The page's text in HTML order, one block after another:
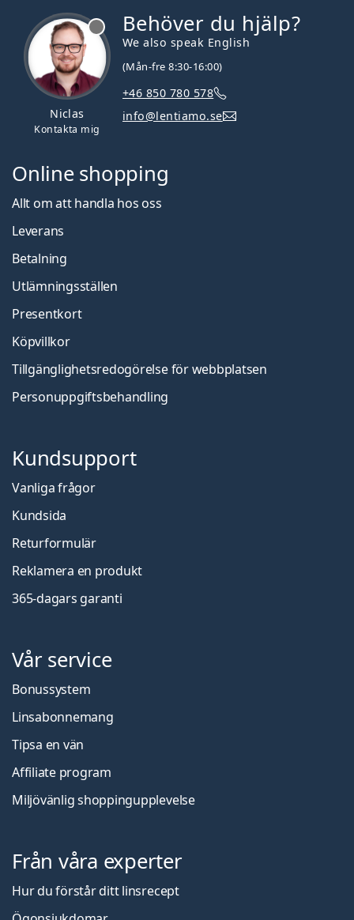
Niclas
Kontakta mig
Behöver du hjälp?
We also speak English
(Mån-fre 8:30-16:00)
+46 850 780 578
info@lentiamo.se
Online shopping
Allt om att handla hos oss
Leverans
Betalning
Utlämningsställen
Presentkort
Köpvillkor
Tillgänglighetsredogörelse för webbplatsen
Personuppgiftsbehandling
Kundsupport
Vanliga frågor
Kundsida
Returformulär
Reklamera en produkt
365-dagars garanti
Vår service
Bonussystem
Linsabonnemang
Tipsa en vän
Affiliate program
Miljövänlig shoppingupplevelse
Från våra experter
Hur du förstår ditt linsrecept